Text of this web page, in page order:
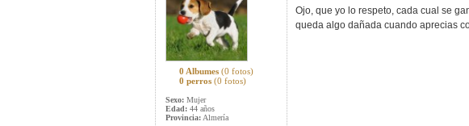
0 Albumes (0 fotos)
0 perros (0 fotos)
Sexo: Mujer
Edad: 44 años
Provincia: Almería
Ojo, que yo lo respeto, cada cual se
queda algo dañada cuando aprecias